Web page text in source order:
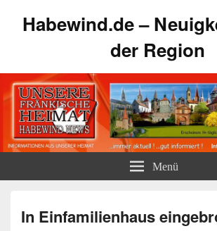
Habewind.de –
der Region
Menü
In Einfamilienhaus